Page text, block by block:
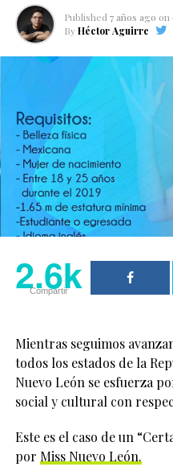
Published 7 años ago on
By Héctor Aguirre
2.6k
Compartir
Mientras seguimos
todos los estados de la
Nuevo León se esfuerza
social y cultural con
Este es el caso de un
por Miss Nuevo León.